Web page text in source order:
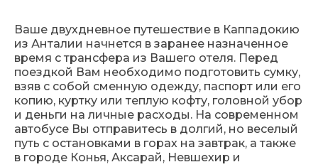
Ваше двухдневное путешествие в Каппадокию
из Анталии начнется в заранее назначенное
время с трансфера из Вашего отеля. Перед
поездкой Вам необходимо подготовить сумку,
взяв с собой сменную одежду, паспорт или его
копию, куртку или теплую кофту, головной убор
и деньги на личные расходы. На современном
автобусе Вы отправитесь в долгий, но веселый
путь с остановками в горах на завтрак, а также
в городе Конья, Аксарай, Невшехир и